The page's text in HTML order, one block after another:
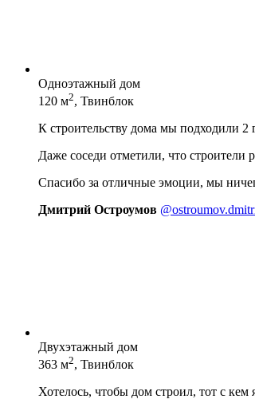
Одноэтажный дом
120 м2, Твинблок
К строительству дома мы подходили 2
Даже соседи отметили, что
Спасибо за отличные эмоции, мы
Дмитрий Остроумов
Двухэтажный дом
363 м2, Твинблок
Хотелось, чтобы дом строил, тот с кем